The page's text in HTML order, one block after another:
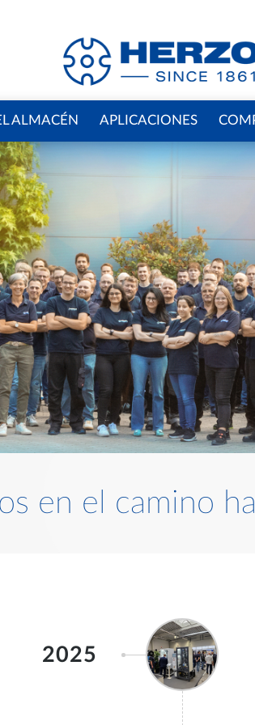
ALMACÉN APLICACIONES
en el camino
2025